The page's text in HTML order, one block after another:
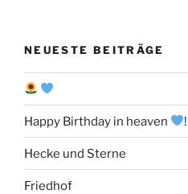
NEUESTE BEITRÄGE
Happy Birthday in heaven !
Hecke und Sterne
Friedhof